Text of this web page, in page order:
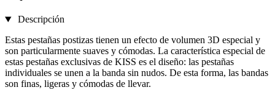
Descripción
Estas pestañas postizas tienen un efecto de volumen 3D especial y
son particularmente suaves y cómodas. La característica especial de
estas pestañas exclusivas de KISS es el diseño: las pestañas
individuales se unen a la banda sin nudos. De esta forma, las bandas
son finas, ligeras y cómodas de llevar.